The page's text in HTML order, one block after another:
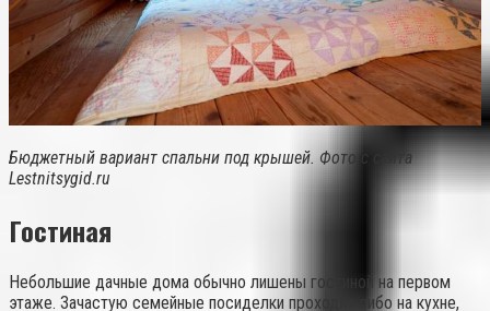
Бюджетный вариант спальни под крышей. Фото с сайта
Lestnitsygid.ru
Гостиная
Небольшие дачные дома обычно лишены гостиной на первом
этаже. Зачастую семейные посиделки проходят либо на кухне,